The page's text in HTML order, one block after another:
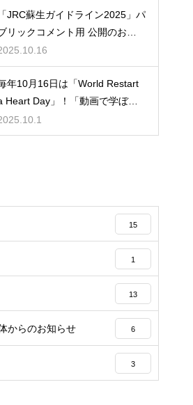
「JRC蘇生ガイドライン2025」パ
リックコメント用 公開のお知
せ
年10月16日は「World Restart
Heart Day」！「動画で学ぼ
！心肺蘇生法とAED使用法！」
ご確認下さい！
15
1
13
からのお知らせ 6
3